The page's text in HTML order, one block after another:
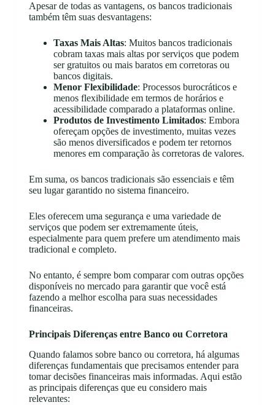
Apesar de todas as vantagens, os bancos tradicionais
também têm suas desvantagens:
Taxas Mais Altas: Muitos bancos tradicionais
cobram taxas mais altas por serviços que podem
ser gratuitos ou mais baratos em corretoras ou
bancos digitais.
Menor Flexibilidade: Processos burocráticos e
menos flexibilidade em termos de horários e
acessibilidade comparado a plataformas online.
Produtos de Investimento Limitados: Embora
ofereçam opções de investimento, muitas vezes
são menos diversificados e podem ter retornos
menores em comparação às corretoras de valores.
Em suma, os bancos tradicionais são essenciais e têm
seu lugar garantido no sistema financeiro.
Eles oferecem uma segurança e uma variedade de
serviços que podem ser extremamente úteis,
especialmente para quem prefere um atendimento mais
tradicional e completo.
No entanto, é sempre bom comparar com outras opções
disponíveis no mercado para garantir que você está
fazendo a melhor escolha para suas necessidades
financeiras.
Principais Diferenças entre Banco ou Corretora
Quando falamos sobre banco ou corretora, há algumas
diferenças fundamentais que precisamos entender para
tomar decisões financeiras mais informadas. Aqui estão
as principais diferenças que eu considero mais
relevantes: